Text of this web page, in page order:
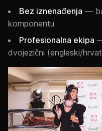
Bez iznenađenja —
komponentu
Profesionalna ekipa
dvojezični (engleski/